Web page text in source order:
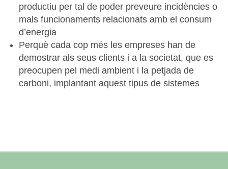
productiu per tal de poder preveure incidències o
mals funcionaments relacionats amb el consum
d’energia
Perquè cada cop més les empreses han de
demostrar als seus clients i a la societat, que es
preocupen pel medi ambient i la petjada de
carboni, implantant aquest tipus de sistemes